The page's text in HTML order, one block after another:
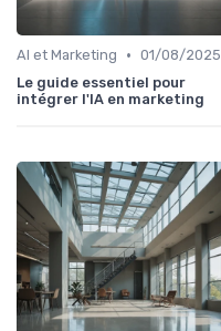
AI et Marketing • 01/08/2025
Le guide essentiel pour
intégrer l'IA en marketing